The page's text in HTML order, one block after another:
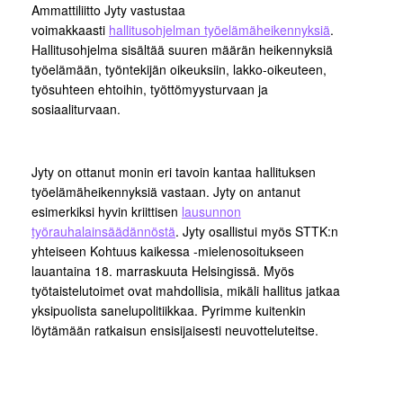
Ammattiliitto Jyty vastustaa
voimakkaasti hallitusohjelman työelämäheikennyksiä.
Hallitusohjelma sisältää suuren määrän heikennyksiä
työelämään, työntekijän oikeuksiin, lakko-oikeuteen,
työsuhteen ehtoihin, työttömyysturvaan ja
sosiaaliturvaan.
Jyty on ottanut monin eri tavoin kantaa hallituksen
työelämäheikennyksiä vastaan. Jyty on antanut
esimerkiksi hyvin kriittisen lausunnon
työrauhalainsäädännöstä. Jyty osallistui myös STTK:n
yhteiseen Kohtuus kaikessa -mielenosoitukseen
lauantaina 18. marraskuuta Helsingissä. Myös
työtaistelutoimet ovat mahdollisia, mikäli hallitus jatkaa
yksipuolista sanelupolitiikkaa. Pyrimme kuitenkin
löytämään ratkaisun ensisijaisesti neuvotteluteitse.